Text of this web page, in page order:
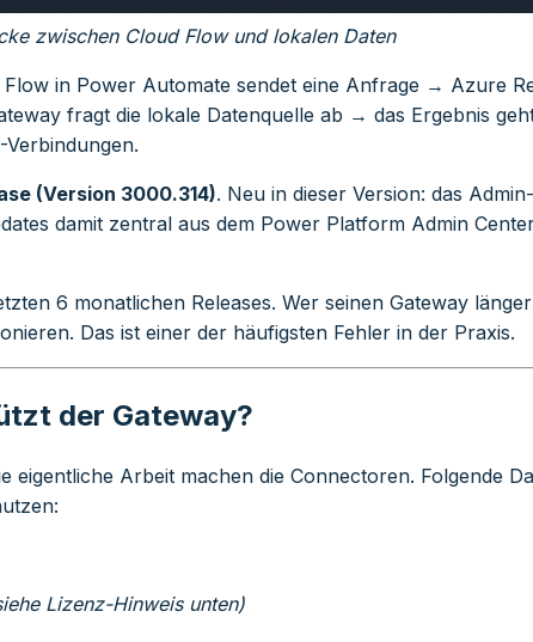
zwischen Cloud Flow und lokalen Daten
in Power Automate sendet eine Anfrage → Azure
fragt die lokale Datenquelle ab → das Ergebnis
(Version 3000.314). Neu in dieser Version: das
damit zentral aus dem Power Platform Admin
6 monatlichen Releases. Wer seinen Gateway
Das ist einer der häufigsten Fehler in der Praxis.
der Gateway?
Arbeit machen die Connectoren. Folgende
Lizenz-Hinweis unten)